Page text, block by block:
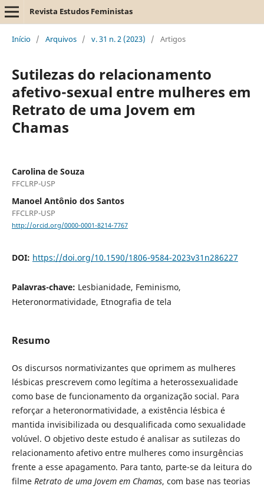
Revista Estudos Feministas
Início / Arquivos / v. 31 n. 2 (2023) / Artigos
Sutilezas do relacionamento
afetivo-sexual entre mulheres em
Retrato de uma Jovem em
Chamas
Carolina de Souza
FFCLRP-USP
Manoel Antônio dos Santos
FFCLRP-USP
http://orcid.org/0000-0001-8214-7767
DOI: https://doi.org/10.1590/1806-9584-2023v31n286227
Palavras-chave: Lesbianidade, Feminismo,
Heteronormatividade, Etnografia de tela
Resumo
Os discursos normativizantes que oprimem as mulheres
lésbicas prescrevem como legítima a heterossexualidade
como base de funcionamento da organização social. Para
reforçar a heteronormatividade, a existência lésbica é
mantida invisibilizada ou desqualificada como sexualidade
volúvel. O objetivo deste estudo é analisar as sutilezas do
relacionamento afetivo entre mulheres como insurgências
frente a esse apagamento. Para tanto, parte-se da leitura do
filme Retrato de uma Jovem em Chamas, com base nas teorias